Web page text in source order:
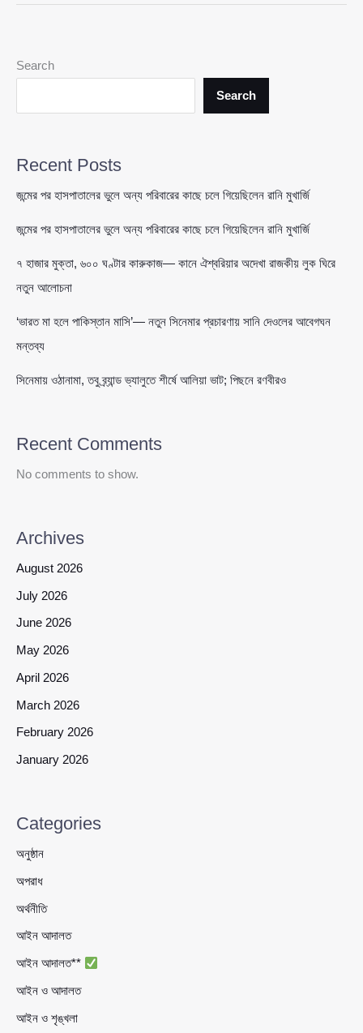
আবারও
নতুন
মে
Search
Search
Recent Posts
জন্মের পর হাসপাতালের ভুলে অন্য পরিবারের কাছে চলে গিয়েছিলেন রানি মুখার্জি
জন্মের পর হাসপাতালের ভুলে অন্য পরিবারের কাছে চলে গিয়েছিলেন রানি মুখার্জি
৭ হাজার মুক্তা, ৬০০ ঘণ্টার কারুকাজ— কানে ঐশ্বরিয়ার অদেখা রাজকীয় লুক ঘিরে
নতুন আলোচনা
‘ভারত মা হলে পাকিস্তান মাসি’— নতুন সিনেমার প্রচারণায় সানি দেওলের আবেগঘন
মন্তব্য
সিনেমায় ওঠানামা, তবু ব্র্যান্ড ভ্যালুতে শীর্ষে আলিয়া ভাট; পিছনে রণবীরও
Recent Comments
No comments to show.
Archives
August 2026
July 2026
June 2026
May 2026
April 2026
March 2026
February 2026
January 2026
Categories
অনুষ্ঠান
অপরাধ
অর্থনীতি
আইন আদালত
আইন আদালত**
আইন ও আদালত
আইন ও শৃঙ্খলা